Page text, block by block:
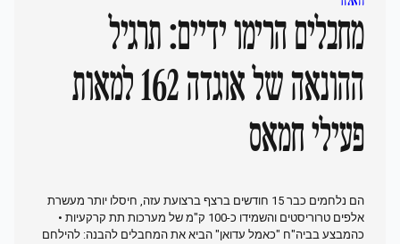
מחבלים הרימו ידיים: תרגיל
ההונאה של אוגדה 162 למאות
פעילי חמאס
הם נלחמים כבר 15 חודשים ברצף ברצועת עזה, חיסלו יותר מעשרת
אלפים טרוריסטים והשמידו כ-100 ק"מ של מערכות תת קרקעיות •
כהמבצע בביה"ח "כאמל עדואן" הביא את המחבלים להבנה: להילחם